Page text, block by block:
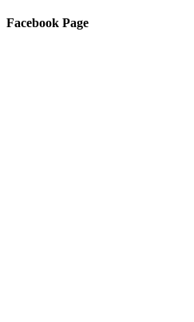
Facebook Page